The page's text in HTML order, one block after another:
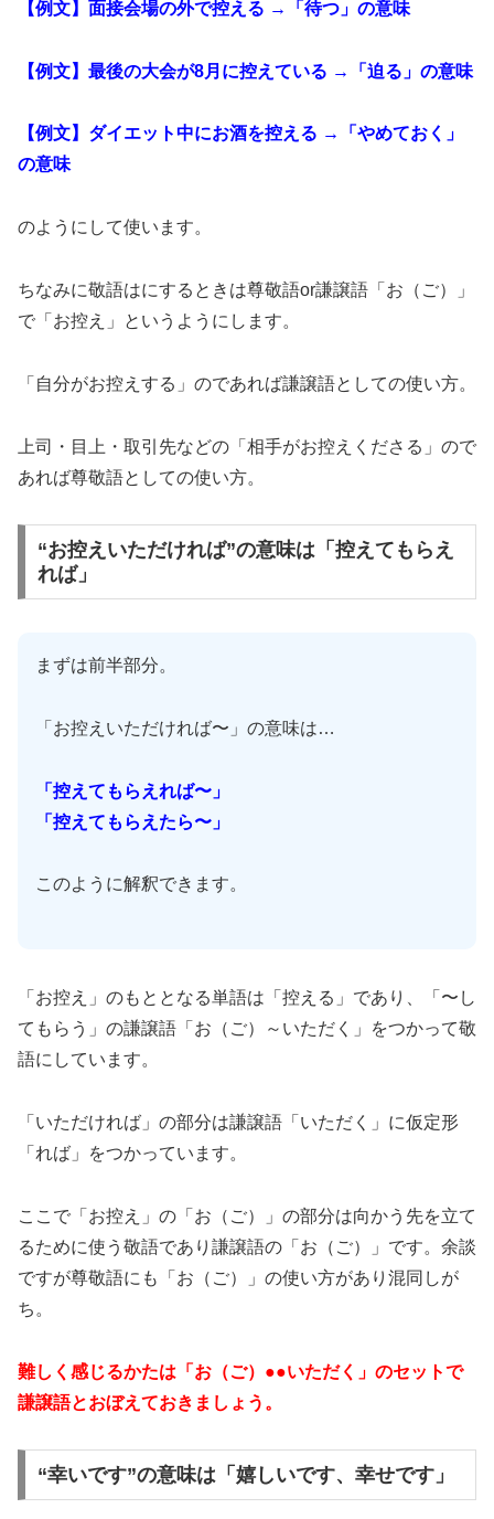
【例文】面接会場の外で控える →「待つ」の意味
【例文】最後の大会が8月に控えている →「迫る」の意味
【例文】ダイエット中にお酒を控える →「やめておく」
の意味
のようにして使います。
ちなみに敬語はにするときは尊敬語or謙譲語「お（ご）」
で「お控え」というようにします。
「自分がお控えする」のであれば謙譲語としての使い方。
上司・目上・取引先などの「相手がお控えくださる」ので
あれば尊敬語としての使い方。
“お控えいただければ”の意味は「控えてもらえ
れば」
まずは前半部分。
「お控えいただければ〜」の意味は…
「控えてもらえれば〜」
「控えてもらえたら〜」
このように解釈できます。
「お控え」のもととなる単語は「控える」であり、「〜し
てもらう」の謙譲語「お（ご）～いただく」をつかって敬
語にしています。
「いただければ」の部分は謙譲語「いただく」に仮定形
「れば」をつかっています。
ここで「お控え」の「お（ご）」の部分は向かう先を立て
るために使う敬語であり謙譲語の「お（ご）」です。余談
ですが尊敬語にも「お（ご）」の使い方があり混同しが
ち。
難しく感じるかたは「お（ご）●●いただく」のセットで
謙譲語とおぼえておきましょう。
“幸いです”の意味は「嬉しいです、幸せです」